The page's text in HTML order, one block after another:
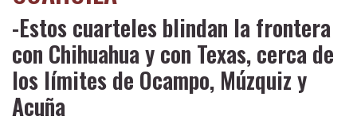
-Estos cuarteles blindan la frontera
con Chihuahua y con Texas, cerca de
los límites de Ocampo, Múzquiz y
Acuña